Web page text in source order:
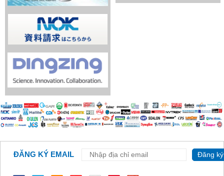
ĐĂNG KÝ EMAIL Đăng ký